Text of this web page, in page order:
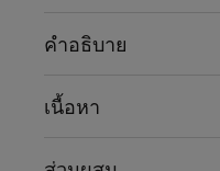
คำอธิบาย
เนื้อหา